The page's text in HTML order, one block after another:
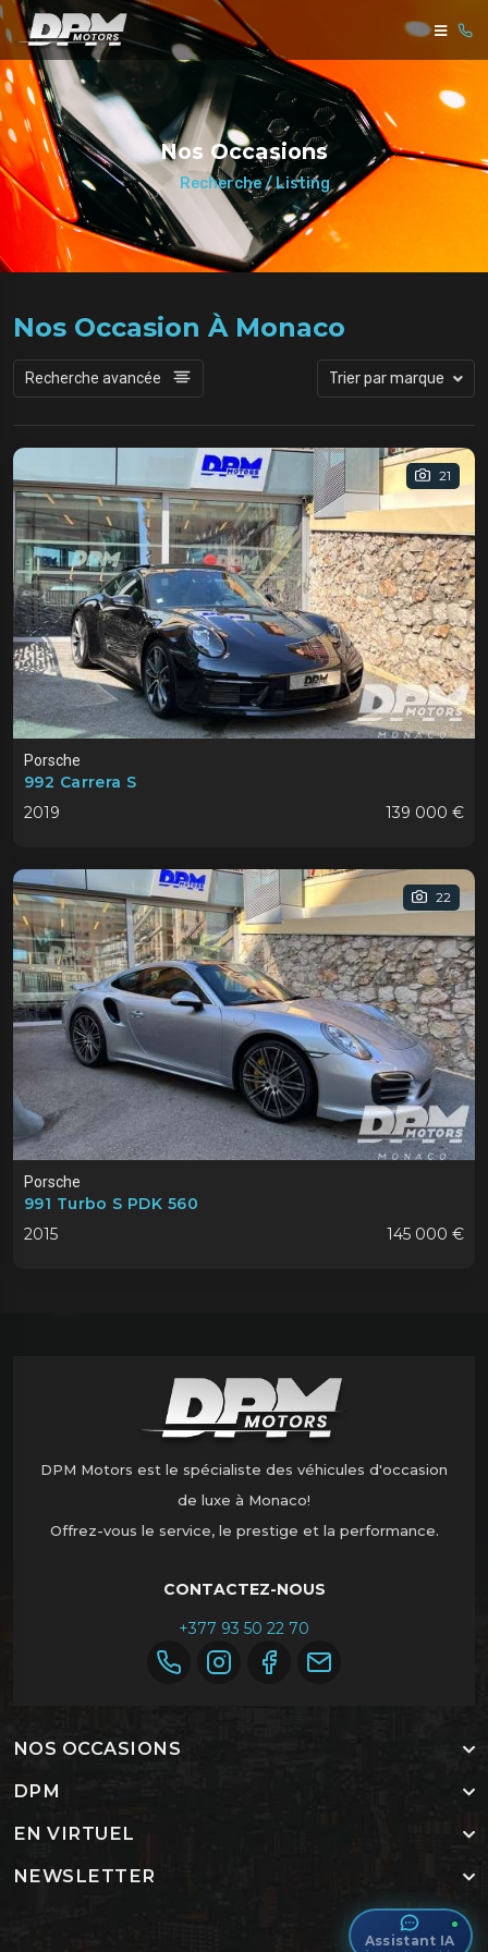
Nos Occasions
Recherche / Listing
Nos Occasion À Monaco
Trier par marque
Recherche avancée
21
Porsche
992 Carrera S
2019
139 000 €
22
Porsche
991 Turbo S PDK 560
2015
145 000 €
DPM Motors est le spécialiste des véhicules d'occasion
de luxe à Monaco!
Offrez-vous le service, le prestige et la performance.
CONTACTEZ-NOUS
+377 93 50 22 70
NOS OCCASIONS
DPM
EN VIRTUEL
NEWSLETTER
IA Assistant